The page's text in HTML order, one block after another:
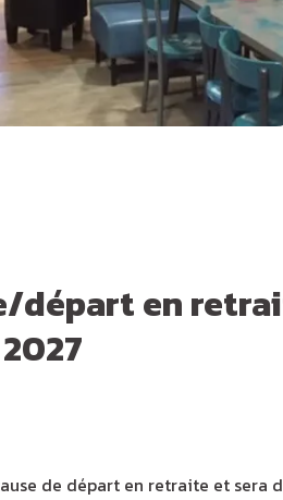
départ en
de départ en retraite et sera